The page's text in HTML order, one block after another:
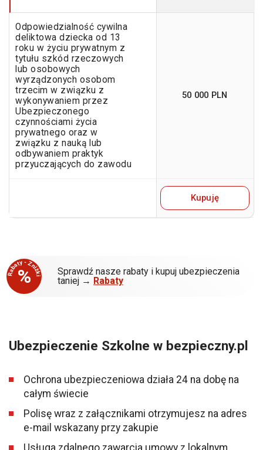
Odpowiedzialność cywilna
deliktowa dziecka od 13
roku w życiu prywatnym z
tytułu szkód rzeczowych
lub osobowych
wyrządzonych osobom
trzecim w związku z
wykonywaniem przez
Ubezpieczonego
czynnościami życia
prywatnego oraz w
związku z nauką lub
odbywaniem praktyk
przyuczających do zawodu
50 000 PLN
Kupuję
%
Rabaty - Zniżki
Sprawdź nasze rabaty i kupuj ubezpieczenia
taniej → Rabaty
Ubezpieczenie Szkolne w bezpieczny.pl
Ochrona ubezpieczeniowa działa 24 na dobę na
całym świecie
Polisę wraz z załącznikami otrzymujesz na adres
e-mail wskazany przy zakupie
Usługa zdalnego zawarcia umowy z lokalnym